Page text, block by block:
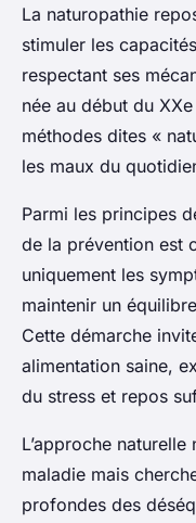
La naturopathie
stimuler les
respectant ses
née au début du
méthodes dites «
les maux du
Parmi les principes
de la prévention est
uniquement les
maintenir un
Cette démarche
alimentation saine,
du stress et repos
L’approche
maladie mais
profondes des